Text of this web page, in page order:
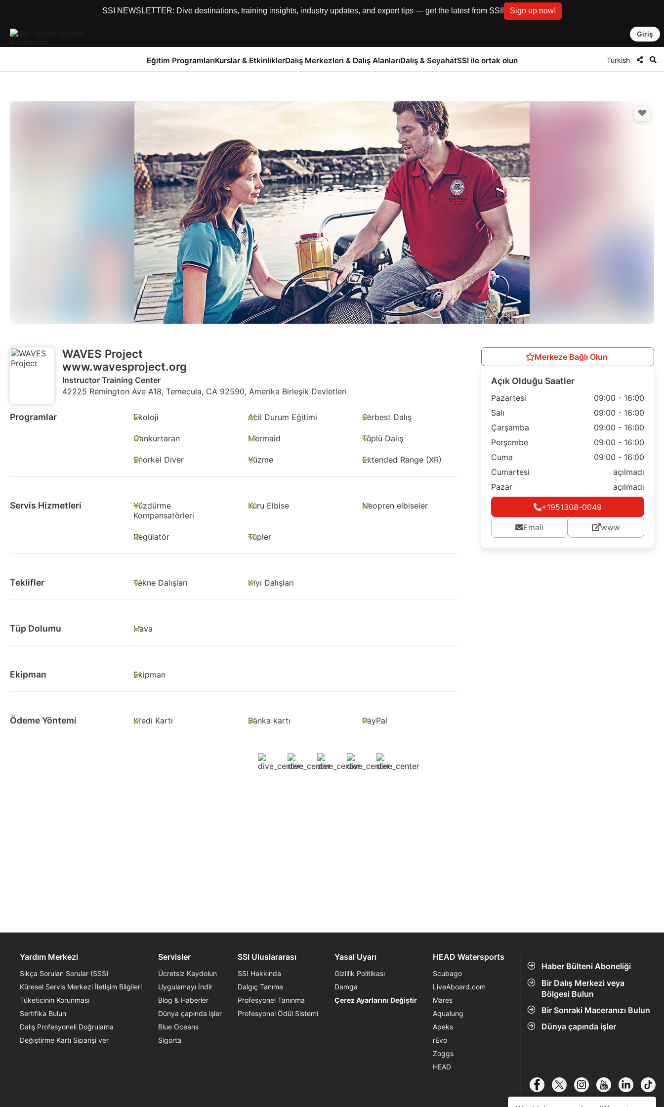
SSI NEWSLETTER: Dive destinations, training insights, industry updates, and expert tips — get the latest from SSI! Sign up now!
Giriş
Eğitim ProgramlarıKurslar & EtkinliklerDalış Merkezleri & Dalış AlanlarıDalış & SeyahatSSI ile ortak olun Turkish
WAVES Project
www.wavesproject.org
Instructor Training Center
42225 Remington Ave A18, Temecula, CA 92590, Amerika Birleşik Devletleri
Programlar Ekoloji Acil Durum Eğitimi Serbest Dalış
Cankurtaran Mermaid Tüplü Dalış
Snorkel Diver Yüzme Extended Range (XR)
Servis Hizmetleri
Yüzdürme
Kompansatörleri
Kuru Elbise Neopren elbiseler
Regülatör Tüpler
Teklifler Tekne Dalışları Kıyı Dalışları
Tüp Dolumu Hava
Ekipman Ekipman
Ödeme Yöntemi Kredi Kartı Banka kartı PayPal
Merkeze Bağlı Olun
Açık Olduğu Saatler
Pazartesi
09:00 - 16:00
Salı
09:00 - 16:00
Çarşamba
09:00 - 16:00
Perşembe
09:00 - 16:00
Cuma
09:00 - 16:00
Cumartesi
açılmadı
Pazar
açılmadı
+1951308-0049
Email www
Haber Bülteni Aboneliği
Bir Dalış Merkezi veya
Bölgesi Bulun
Bir Sonraki Maceranızı Bulun
Dünya çapında işler
Yardım Merkezi
Sıkça Sorulan Sorular (SSS)
Küresel Servis Merkezi İletişim Bilgileri
Tüketicinin Korunması
Sertifika Bulun
Dalış Profesyoneli Doğrulama
Değiştirme Kartı Siparişi ver
Servisler
Ücretsiz Kaydolun
Uygulamayı İndir
Blog & Haberler
Dünya çapında işler
Blue Oceans
Sigorta
SSI Uluslararası
SSI Hakkında
Dalgıç Tanıma
Profesyonel Tanınma
Profesyonel Ödül Sistemi
Yasal Uyarı
Gizlilik Politikası
Damga
Çerez Ayarlarını Değiştir
HEAD Watersports
Scubago
LiveAboard.com
Mares
Aqualung
Apeks
rEvo
Zoggs
HEAD